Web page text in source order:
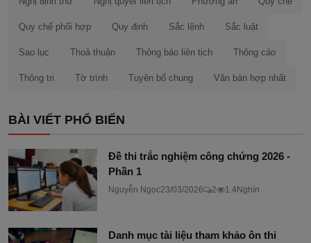
Quy chế phối hợp Quy định Sắc lệnh Sắc luật
Sao lục Thoả thuận Thông báo liên tịch Thông cáo
Thông tri Tờ trình Tuyên bố chung Văn bản hợp nhất
BÀI VIẾT PHỔ BIẾN
Đề thi trắc nghiệm công chứng 2026 -
Phần 1
Nguyễn Ngọc23/03/2026 2 1.4Nghìn
Danh mục tài liệu tham khảo ôn thi